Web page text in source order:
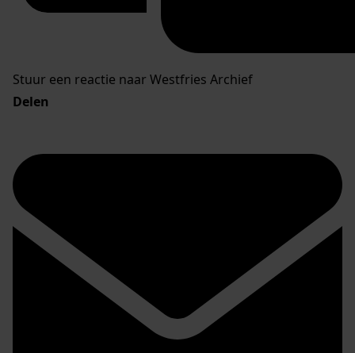
Stuur een reactie naar Westfries Archief
Delen